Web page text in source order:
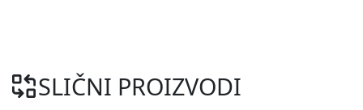
SLIČNI PROIZVODI